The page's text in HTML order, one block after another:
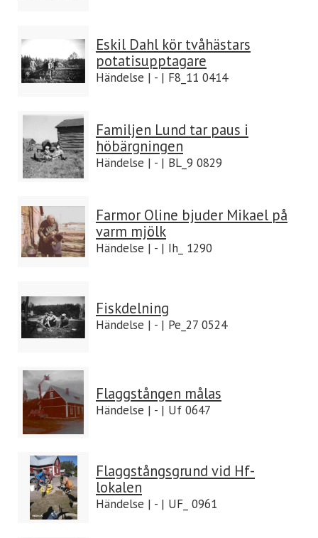
Eskil Dahl kör tvåhästars
potatisupptagare
Händelse | - | F8_11 0414
Familjen Lund tar paus i
höbärgningen
Händelse | - | BL_9 0829
Farmor Oline bjuder Mikael på
varm mjölk
Händelse | - | Ih_ 1290
Fiskdelning
Händelse | - | Pe_27 0524
Flaggstången målas
Händelse | - | Uf 0647
Flaggstångsgrund vid Hf-
lokalen
Händelse | - | UF_ 0961